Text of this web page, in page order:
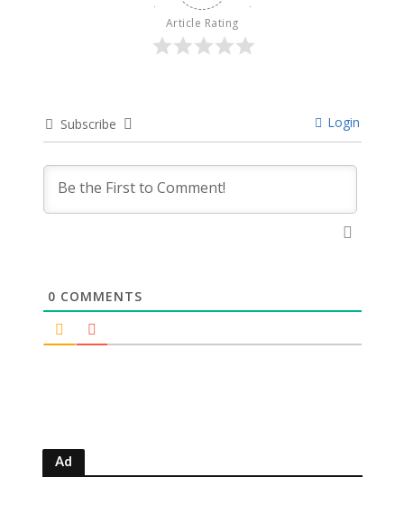
Article Rating
Subscribe Login
0 COMMENTS
Ad